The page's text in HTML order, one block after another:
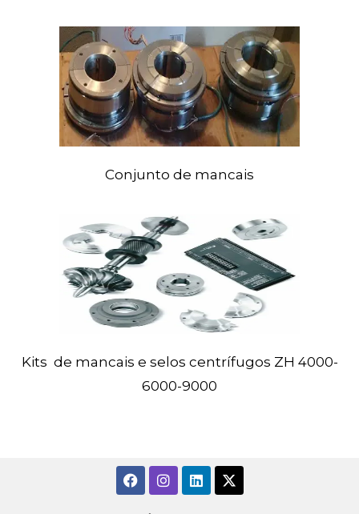
Conjunto de mancais
Kits de mancais e selos centrífugos ZH 4000-
6000-9000